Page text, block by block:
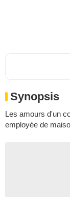
Synopsis
Les amours d'un
employée de